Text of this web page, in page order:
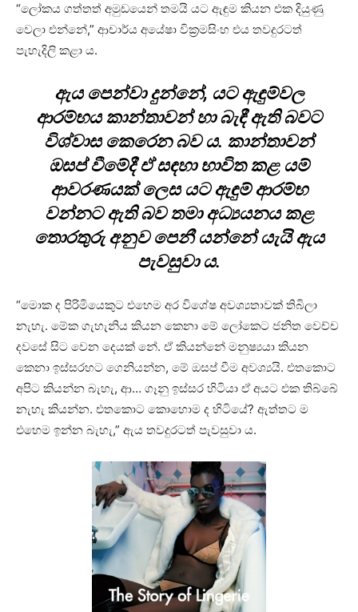
“ලෝකය ගත්තත් අමුඩයෙන් තමයි යට ඇඳුම කියන එක දියුණු
වෙලා එන්නේ,” ආචාර්ය අයේෂා වික්‍රමසිංහ එය තවදුරටත්
පැහැදිලි කළා ය.
ඇය පෙන්වා දුන්නේ, යට ඇඳුම්වල
ආරම්භය කාන්තාවන් හා බැඳී ඇති බවට
විශ්වාස කෙරෙන බව ය. කාන්තාවන්
ඔසප් වීමේදී ඒ සඳහා භාවිත කළ යම්
ආවරණයක් ලෙස යට ඇඳුම් ආරම්භ
වන්නට ඇති බව තමා අධ්‍යයනය කළ
තොරතුරු අනුව පෙනී යන්නේ යැයි ඇය
පැවසුවා ය.
“මොක ද පිරිමියෙකුට එහෙම අර විශේෂ අවශ්‍යතාවක් තිබිලා
නැහැ. මේක ගැහැනිය කියන කෙනා මේ ලෝකෙට ජනිත වෙච්ච
දවසේ සිට වෙන දෙයක් නේ. ඒ කියන්නේ මනුෂ්‍යයා කියන
කෙනා ඉස්සරහට ගෙනියන්න, මේ ඔසප් වීම අවශ්‍යයි. එතකොට
අපිට කියන්න බැහැ, ආ… ගෑනු ඉස්සර හිටියා ඒ අයට එක තිබ්බේ
නැහැ කියන්න. එතකොට කොහොම ද හිටියේ? ඇත්තට ම
එහෙම ඉන්න බැහැ,” ඇය තවදුරටත් පැවසුවා ය.